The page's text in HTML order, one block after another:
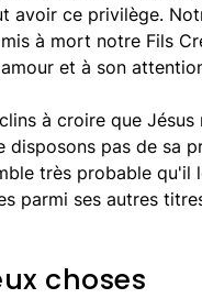
avoir ce privilège.
à mort notre Fils
et à son
à croire que
disposons pas de sa
très probable
parmi ses autres
choses